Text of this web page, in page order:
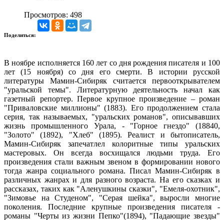
Просмотров: 498
Поделиться:
В ноябре исполняется 160 лет со дня рождения писателя и 100
лет (15 ноября) со дня его смерти. В истории русской
литературы Мамин-Сибиряк считается первооткрывателем
"уральской темы". Литературную деятельность начал как
газетный репортер. Первое крупное произведение – роман
"Приваловские миллионы" (1883). Его продолжением стала
серия, так называемых, "уральских романов", описывавших
жизнь промышленного Урала, - "Горное гнездо" (18840,
"Золото" (1892), "Хлеб" (1895). Реалист и бытописатель,
Мамин-Сибиряк запечатлел колоритные типы уральских
мастеровых. Он всегда восхищался людьми труда. Его
произведения стали важным звеном в формировании нового
тогда жанра социального романа. Писал Мамин-Сибиряк в
различных жанрах и для разного возраста. На его сказках и
рассказах, таких как "Аленушкины сказки", "Емеля-охотник",
"Зимовье на Студеном", "Серая шейка", выросли многие
поколения. Последние крупные произведения писателя -
романы "Черты из жизни Пепко"(1894), "Падающие звезды"